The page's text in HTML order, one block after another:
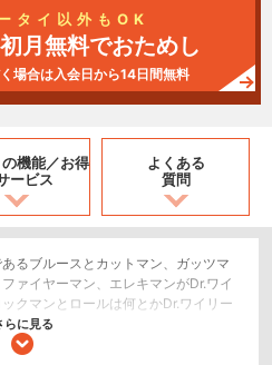
タイ以外もOK
月無料でおためし
場合は入会日から14日間無料
機能／お得
ービス
よくある
質問
るブルースとカットマン、ガッツマ
ァイヤーマン、エレキマンがDr.ワイ
クマンとロールは何とかDr.ワイリー
らに見る